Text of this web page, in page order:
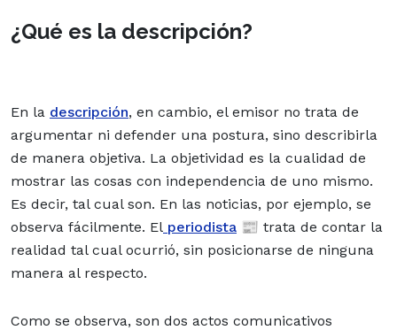
¿Qué es la descripción?
En la descripción, en cambio, el emisor no trata de
argumentar ni defender una postura, sino describirla
de manera objetiva. La objetividad es la cualidad de
mostrar las cosas con independencia de uno mismo.
Es decir, tal cual son. En las noticias, por ejemplo, se
observa fácilmente. El periodista 📰 trata de contar la
realidad tal cual ocurrió, sin posicionarse de ninguna
manera al respecto.
Como se observa, son dos actos comunicativos